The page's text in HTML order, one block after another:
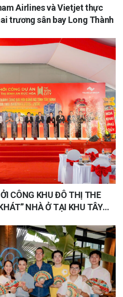
Airlines và Vietjet thực
trương sân bay Long Thành
CÔNG KHU ĐÔ THỊ THE
NHÀ Ở TẠI KHU TÂY